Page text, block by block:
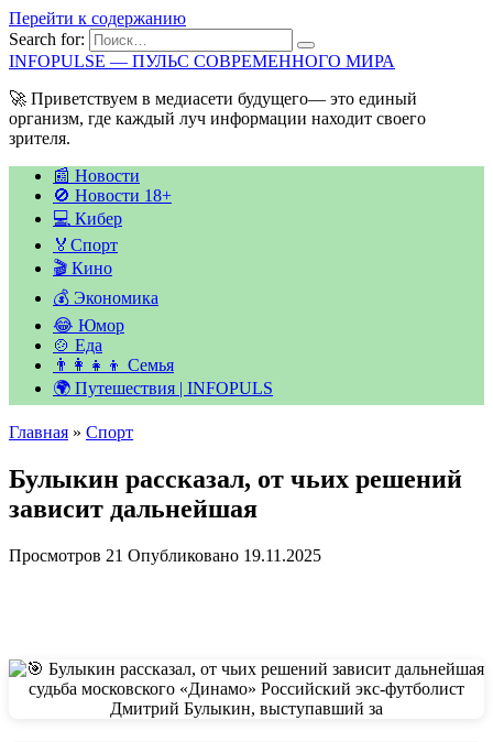
Перейти к содержанию
Search for:
INFOPULSE — ПУЛЬС СОВРЕМЕННОГО МИРА
🚀 Приветствуем в медиасети будущего— это единый
организм, где каждый луч информации находит своего
зрителя.
📰 Новости
🚫 Новости 18+
💻 Кибер
🏅Спорт
🎬 Кино
💰 Экономика
😂 Юмор
🍲 Еда
👨‍👩‍👧‍👦 Семья
🌍 Путешествия | INFOPULS
Главная » Спорт
Булыкин рассказал, от чьих решений
зависит дальнейшая
Просмотров 21 Опубликовано 19.11.2025